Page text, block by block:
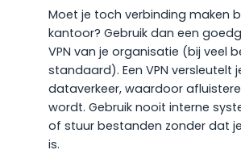
Moet je toch verbinding maken
kantoor? Gebruik dan een
VPN van je organisatie (bij veel
standaard). Een VPN versleutelt
dataverkeer, waardoor
wordt. Gebruik nooit interne
of stuur bestanden zonder dat
is.